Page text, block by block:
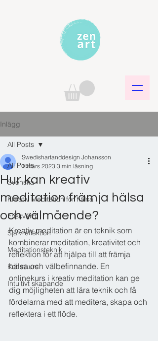
Inlägg
All Posts
Svenska
Kreativ Meditation för hälsa
Friskvård
Självreflektion
Meditationsteknik
Konstkurs
Intuitivt skapande
All Posts
Hur kan kreativ
meditation främja hälsa
och välmående?
Swedishartanddesign Johansson
1 mars 2023 3 min läsning
Kreativ meditation är en teknik som
kombinerar meditation, kreativitet och
reflektion för att hjälpa till att främja
hälsa och välbefinnande. En
onlinekurs i kreativ meditation kan ge
dig möjligheten att lära teknik och få
fördelarna med att meditera, skapa och
reflektera i ett flöde.